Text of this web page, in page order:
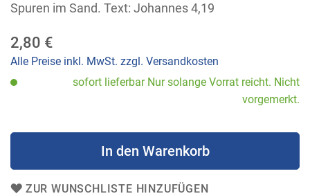
Spuren im Sand. Text: Johannes 4,19
2,80 €
Alle Preise inkl. MwSt. zzgl. Versandkosten
sofort lieferbar Nur solange Vorrat reicht. Nicht
vorgemerkt.
In den Warenkorb
ZUR WUNSCHLISTE HINZUFÜGEN